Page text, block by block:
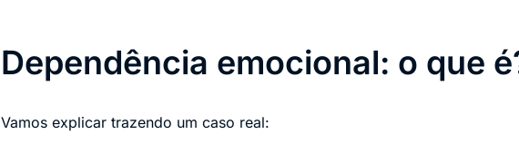
Dependência emocional: o que
Vamos explicar trazendo um caso real: